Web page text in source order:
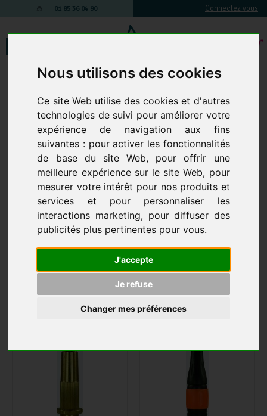
Nous utilisons des cookies
Ce site Web utilise des cookies et d'autres
technologies de suivi pour améliorer votre
expérience de navigation aux fins
suivantes : pour activer les fonctionnalités
de base du site Web, pour offrir une
meilleure expérience sur le site Web, pour
mesurer votre intérêt pour nos produits et
services et pour personnaliser les
interactions marketing, pour diffuser des
publicités plus pertinentes pour vous.
J'accepte
Je refuse
Changer mes préférences
01 85 36 04 90 Connectez vous
composants -Equipements basse pression-Pistolets et accessoires
PISTOLETS ET ACCESSOIRES 5 produits
AJOUTER AU PANIER AJOUTER AU PANIER